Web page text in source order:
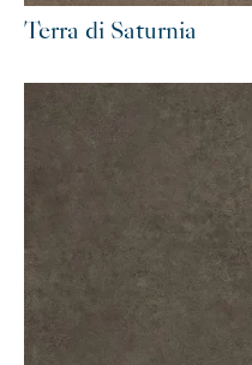
Terra di Saturnia